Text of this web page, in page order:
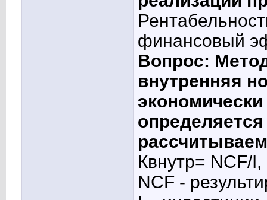
финансовый
Вопрос:
внутренняя
Квнутр= NCF/I,
NCF -